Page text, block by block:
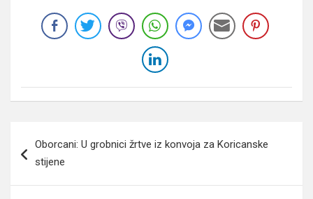
članaka
Oborcani: U grobnici žrtve iz konvoja za Koricanske
stijene